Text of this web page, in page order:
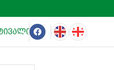
„თეატრალური